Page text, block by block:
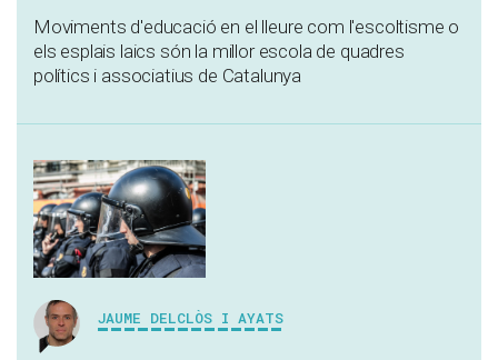
Moviments d'educació en el lleure com l'escoltisme o
els esplais laics són la millor escola de quadres
polítics i associatius de Catalunya
JAUME DELCLÒS I AYATS